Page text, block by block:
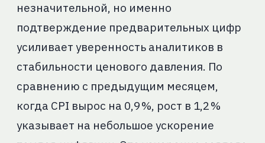
незначительной, но именно
подтверждение предварительных цифр
усиливает уверенность аналитиков в
стабильности ценового давления. По
сравнению с предыдущим месяцем,
когда CPI вырос на 0,9 %, рост в 1,2 %
указывает на небольшое ускорение